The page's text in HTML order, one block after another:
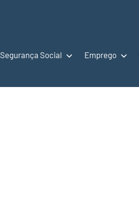
Segurança Social Emprego